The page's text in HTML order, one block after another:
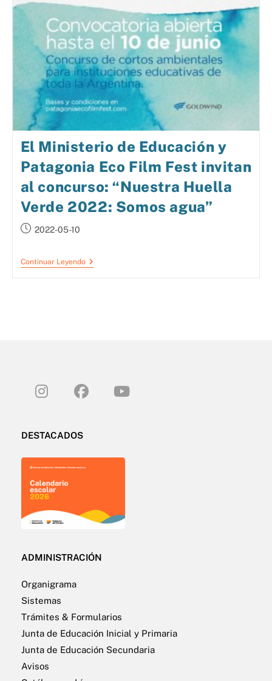
El Ministerio de Educación y
Patagonia Eco Film Fest invitan
al concurso: “Nuestra Huella
Verde 2022: Somos agua”
2022-05-10
Continuar Leyendo
DESTACADOS
ADMINISTRACIÓN
Organigrama
Sistemas
Trámites & Formularios
Junta de Educación Inicial y Primaria
Junta de Educación Secundaria
Avisos